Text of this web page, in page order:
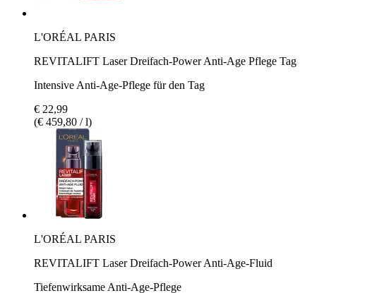
L'ORÉAL PARIS
REVITALIFT Laser Dreifach-Power Anti-Age Pflege Tag
Intensive Anti-Age-Pflege für den Tag
€ 22,99
(€ 459,80 / l)
L'ORÉAL PARIS
REVITALIFT Laser Dreifach-Power Anti-Age-Fluid
Tiefenwirksame Anti-Age-Pflege